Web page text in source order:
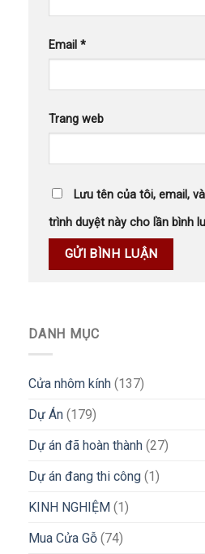
Email *
Trang web
Lưu tên của tôi, email,
trình duyệt này cho lần bình
DANH MỤC
Cửa nhôm kính (137)
Dự Án (179)
Dự án đã hoàn thành (27)
Dự án đang thi công (1)
KINH NGHIỆM (1)
Mua Cửa Gỗ (74)